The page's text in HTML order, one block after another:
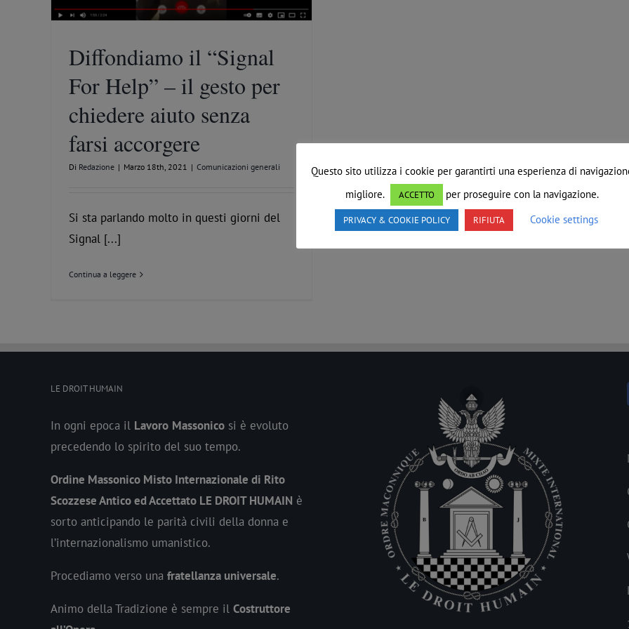
Diffondiamo il “Signal
For Help” – il gesto per
chiedere aiuto senza
farsi accorgere
Di Redazione | Marzo 18th, 2021 | Comunicazioni generali
Si sta parlando molto in questi giorni del
Signal [...]
Continua a leggere
LE DROIT HUMAIN
In ogni epoca il Lavoro Massonico si è evoluto
precedendo lo spirito del suo tempo.
Ordine Massonico Misto Internazionale di Rito
Scozzese Antico ed Accettato LE DROIT HUMAIN è
sorto anticipando le parità civili della donna e
l’internazionalismo umanistico.
Procediamo verso una fratellanza universale.
Animo della Tradizione è sempre il Costruttore
Questo sito utilizza i cookie per garantirti una esperienza di
migliore.
ACCETTO per proseguire con la navigazione.
PRIVACY & COOKIE POLICY RIFIUTA Cookie settings